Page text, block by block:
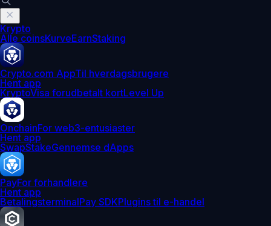
Krypto
Alle coinsKurveEarnStaking
Crypto.com AppTil hverdagsbrugere
Hent app
KryptoVisa forudbetalt kortLevel Up
OnchainFor web3-entusiaster
Hent app
SwapStakeGennemse dApps
PayFor forhandlere
Hent app
BetalingsterminalPay SDKPlugins til e-handel